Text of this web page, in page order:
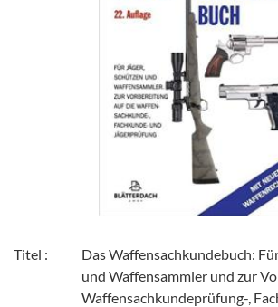
Titel :
Das Waffensachkundebuch:
und Waffensammler und zur
Waffensachkundeprüfung-,